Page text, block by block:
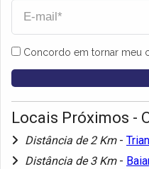
Concordo em tornar meu
Locais Próximos -
Distância de 2 Km -
Distância de 3 Km -